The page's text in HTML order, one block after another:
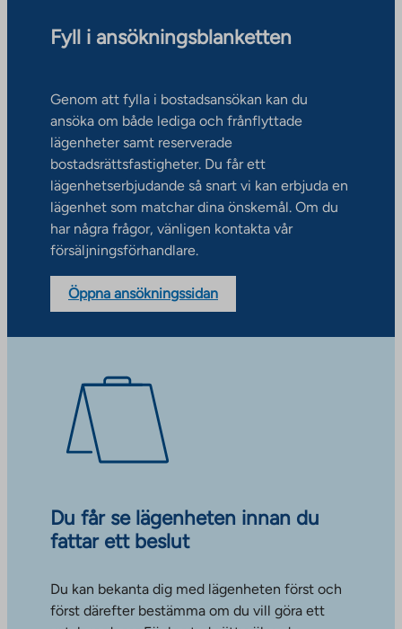
Fyll i ansökningsblanketten
Genom att fylla i bostadsansökan kan du
ansöka om både lediga och frånflyttade
lägenheter samt reserverade
bostadsrättsfastigheter. Du får ett
lägenhetserbjudande så snart vi kan erbjuda en
lägenhet som matchar dina önskemål. Om du
har några frågor, vänligen kontakta vår
försäljningsförhandlare.
Öppna ansökningssidan
Du får se lägenheten innan du
fattar ett beslut
Du kan bekanta dig med lägenheten först och
först därefter bestämma om du vill göra ett